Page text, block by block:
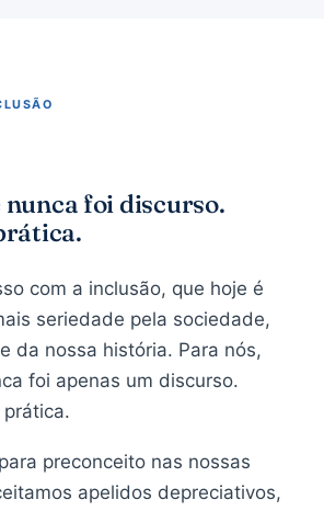
foi discurso.
com a inclusão, que hoje é
seriedade pela sociedade,
da nossa história. Para nós,
foi apenas um discurso.
preconceito nas nossas
apelidos depreciativos,